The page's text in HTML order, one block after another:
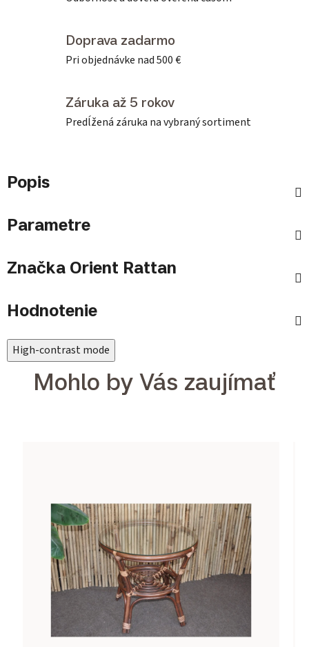
Doprava zadarmo
Pri objednávke nad 500 €
Záruka až 5 rokov
Predĺžená záruka na vybraný sortiment
Popis
Parametre
Značka Orient Rattan
Hodnotenie
High-contrast mode
Mohlo by Vás zaujímať